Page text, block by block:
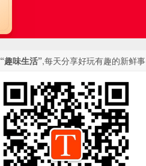
“趣味生活”,每天分享好玩有趣的新鲜事